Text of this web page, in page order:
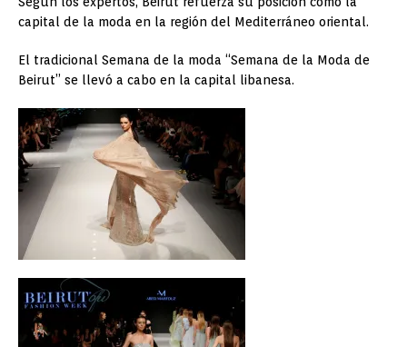
capital de la moda en la región del Mediterráneo oriental.
El tradicional Semana de la moda “Semana de la Moda de
Beirut” se llevó a cabo en la capital libanesa.